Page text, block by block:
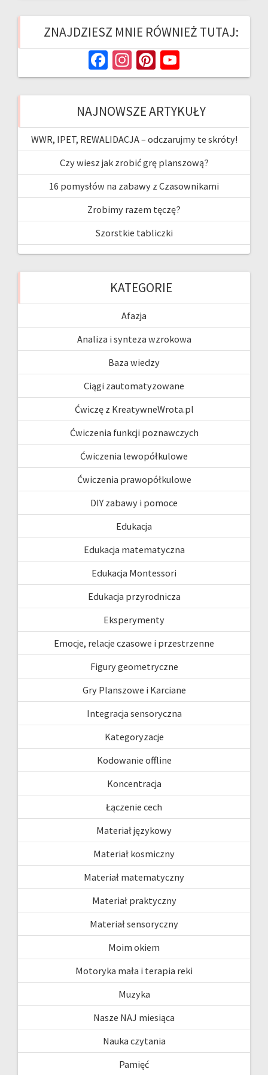
ZNAJDZIESZ MNIE RÓWNIEŻ TUTAJ:
Fa
ce
b
o
o
k
In
st
ag
ra
m
Pi
nt
er
es
t
u
T
u
b
e
NAJNOWSZE ARTYKUŁY
WWR, IPET, REWALIDACJA – odczarujmy te skróty!
Czy wiesz jak zrobić grę planszową?
16 pomysłów na zabawy z Czasownikami
Zrobimy razem tęczę?
Szorstkie tabliczki
KATEGORIE
Afazja
Analiza i synteza wzrokowa
Baza wiedzy
Ciągi zautomatyzowane
Ćwiczę z KreatywneWrota.pl
Ćwiczenia funkcji poznawczych
Ćwiczenia lewopółkulowe
Ćwiczenia prawopółkulowe
DIY zabawy i pomoce
Edukacja
Edukacja matematyczna
Edukacja Montessori
Edukacja przyrodnicza
Eksperymenty
Emocje, relacje czasowe i przestrzenne
Figury geometryczne
Gry Planszowe i Karciane
Integracja sensoryczna
Kategoryzacje
Kodowanie offline
Koncentracja
Łączenie cech
Materiał językowy
Materiał kosmiczny
Materiał matematyczny
Materiał praktyczny
Materiał sensoryczny
Moim okiem
Motoryka mała i terapia reki
Muzyka
Nasze NAJ miesiąca
Nauka czytania
Pamięć